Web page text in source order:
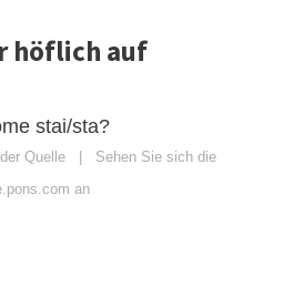
höflich auf
stai/sta?
Quelle | Sehen Sie sich die
an